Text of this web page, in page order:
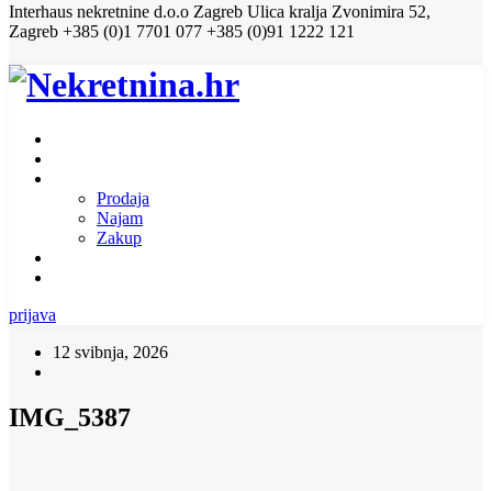
Interhaus nekretnine d.o.o Zagreb Ulica kralja Zvonimira 52,
Zagreb +385 (0)1 7701 077 +385 (0)91 1222 121
Prodaja
Najam
Zakup
prijava
12 svibnja, 2026
IMG_5387